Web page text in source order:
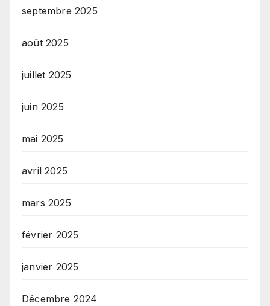
septembre 2025
août 2025
juillet 2025
juin 2025
mai 2025
avril 2025
mars 2025
février 2025
janvier 2025
Décembre 2024